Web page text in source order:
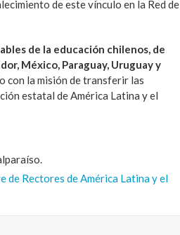
de este vínculo en la Red de
de la educación chilenos, de
México, Paraguay, Uruguay y
con la misión de transferir las
estatal de América Latina y el
de Rectores de América Latina y el